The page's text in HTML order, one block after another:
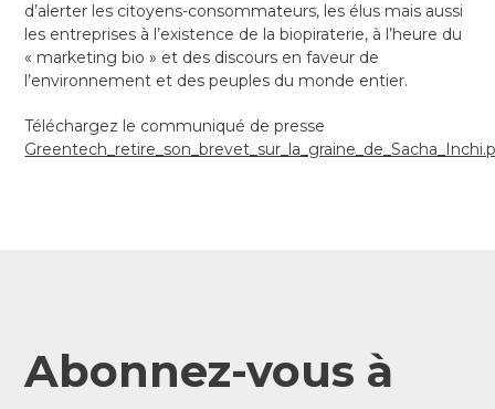
d’alerter les citoyens-consommateurs, les élus mais aussi
les entreprises à l’existence de la biopiraterie, à l’heure du
« marketing bio » et des discours en faveur de
l’environnement et des peuples du monde entier.
Téléchargez le communiqué de presse
Abonnez-vous à